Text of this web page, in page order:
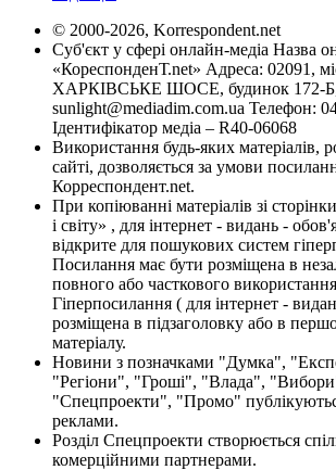
© 2000-2026, Korrespondent.net
Суб'єкт у сфері онлайн-медіа Назва
«КореспонденТ.net» Адреса: 02091,
ХАРКІВСЬКЕ ШОСЕ, будинок 172-Б,
sunlight@mediadim.com.ua Телефон:
Ідентифікатор медіа – R40-06068
Використання будь-яких матеріалів,
сайті, дозволяється за умови
Корреспондент.net.
При копіюванні матеріалів зі
і світу» , для інтернет - видань -
відкрите для пошукових систем
Посилання має бути розміщена в
повного або часткового використання
Гіперпосилання ( для інтернет -
розміщена в підзаголовку або в
матеріалу.
Новини з позначками "Думка",
"Регіони", "Гроші", "Влада",
"Спецпроекти", "Промо"
реклами.
Розділ Спецпроекти створюється
комерційними партнерами.